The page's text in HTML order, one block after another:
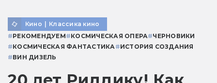
Кино | Классика кино
#РЕКОМЕНДУЕМ#КОСМИЧЕСКАЯ ОПЕРА#ЧЕРНОВИКИ
#КОСМИЧЕСКАЯ ФАНТАСТИКА #ИСТОРИЯ СОЗДАНИЯ
#ВИН ДИЗЕЛЬ